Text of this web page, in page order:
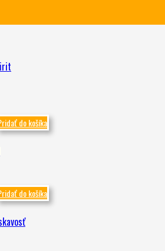
do košíka
do košíka